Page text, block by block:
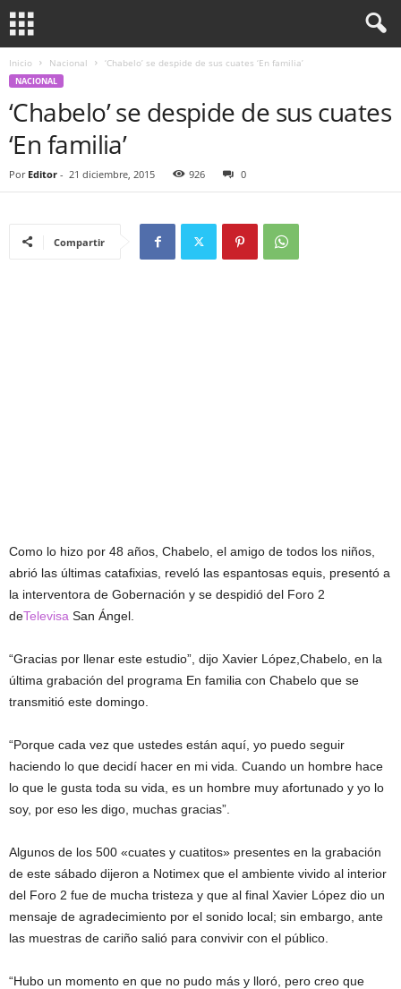
Inicio Nacional ‘Chabelo’ se despide de sus cuates ‘En familia’
NACIONAL
‘Chabelo’ se despide de sus cuates
‘En familia’
Por Editor - 21 diciembre, 2015 926 0
Compartir
Como lo hizo por 48 años, Chabelo, el amigo de todos los niños,
abrió las últimas catafixias, reveló las espantosas equis, presentó a
la interventora de Gobernación y se despidió del Foro 2
deTelevisa San Ángel.
“Gracias por llenar este estudio”, dijo Xavier López,Chabelo, en la
última grabación del programa En familia con Chabelo que se
transmitió este domingo.
“Porque cada vez que ustedes están aquí, yo puedo seguir
haciendo lo que decidí hacer en mi vida. Cuando un hombre hace
lo que le gusta toda su vida, es un hombre muy afortunado y yo lo
soy, por eso les digo, muchas gracias”.
Algunos de los 500 «cuates y cuatitos» presentes en la grabación
de este sábado dijeron a Notimex que el ambiente vivido al interior
del Foro 2 fue de mucha tristeza y que al final Xavier López dio un
mensaje de agradecimiento por el sonido local; sin embargo, ante
las muestras de cariño salió para convivir con el público.
“Hubo un momento en que no pudo más y lloró, pero creo que